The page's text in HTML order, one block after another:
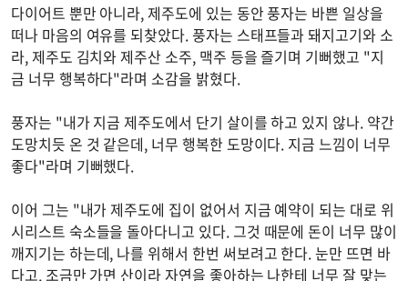
다이어트 뿐만 아니라, 제주도에 있는 동안 풍자는 바쁜 일상을
떠나 마음의 여유를 되찾았다. 풍자는 스태프들과 돼지고기와 소
라, 제주도 김치와 제주산 소주, 맥주 등을 즐기며 기뻐했고 "지
금 너무 행복하다"라며 소감을 밝혔다.
풍자는 "내가 지금 제주도에서 단기 살이를 하고 있지 않나. 약간
도망치듯 온 것 같은데, 너무 행복한 도망이다. 지금 느낌이 너무
좋다"라며 기뻐했다.
이어 그는 "내가 제주도에 집이 없어서 지금 예약이 되는 대로 위
시리스트 숙소들을 돌아다니고 있다. 그것 때문에 돈이 너무 많이
깨지기는 하는데, 나를 위해서 한번 써보려고 한다. 눈만 뜨면 바
다고, 조금만 가면 산이라 자연을 좋아하는 나한테 너무 잘 맞는